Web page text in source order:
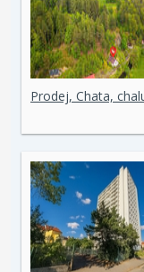
Prodej, Chata,